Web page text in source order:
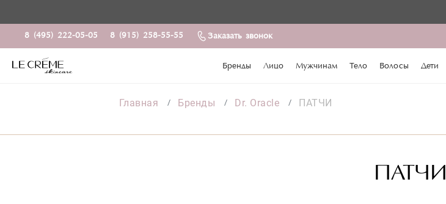
8 (495) 222-05-05 8 (915) 258-55-55 Заказать звонок
Бренды Лицо Мужчинам Тело Волосы Дети
Главная Бренды Dr. Oracle ПАТЧИ
ПАТЧИ